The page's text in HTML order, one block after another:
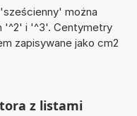
można
'^2' i '^3'. Centymetry
zapisywane jako cm2
z listami